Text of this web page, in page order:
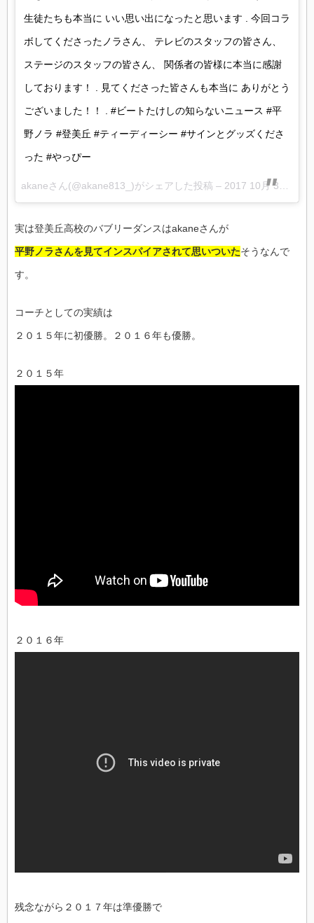
生徒たちも本当に いい思い出になったと思います . 今回コラ
ボしてくださったノラさん、 テレビのスタッフの皆さん、
ステージのスタッフの皆さん、 関係者の皆様に本当に感謝
しております！ . 見てくださった皆さんも本当に ありがとう
ございました！！ . #ビートたけしの知らないニュース #平
野ノラ #登美丘 #ティーディーシー #サインとグッズくださ
った #やっぴー
akaneさん(@akane813_)がシェアした投稿 – 2017 10月 30 8:00午後 PDT
実は登美丘高校のバブリーダンスはakaneさんが
平野ノラさんを見てインスパイアされて思いついたそうなんで
す。
コーチとしての実績は
２０１５年に初優勝。２０１６年も優勝。
２０１５年
２０１６年
残念ながら２０１７年は準優勝で